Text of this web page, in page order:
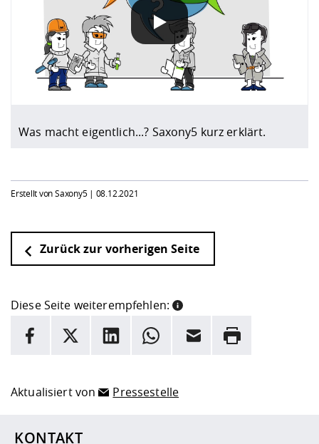
Was macht eigentlich...? Saxony5 kurz erklärt.
Erstellt von Saxony5 | 08.12.2021
Zurück zur vorherigen Seite
Diese Seite weiterempfehlen:
INFORMATION
Hier stehen weitere Informationen und ein Link zur
Facebook
X LinkedInWhatsappE-Mail Drucken
Aktualisiert von Pressestelle
KONTAKT